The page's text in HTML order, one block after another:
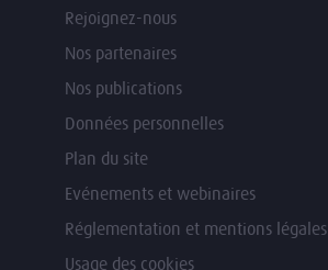
Rejoignez-nous
Nos partenaires
Nos publications
Données personnelles
Plan du site
Evénements et webinaires
Réglementation et mentions légales
Usage des cookies